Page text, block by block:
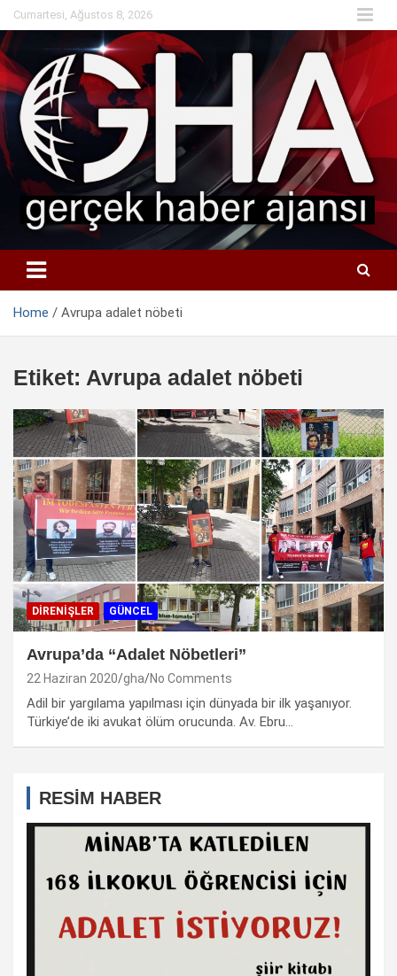
Skip
to
content
Cumartesi, Ağustos 8, 2026
Home Avrupa adalet nöbeti
Etiket: Avrupa adalet nöbeti
DIRENIŞLER GÜNCEL
Avrupa’da “Adalet Nöbetleri”
22 Haziran 2020 gha No Comments
Adil bir yargılama yapılması için dünyada bir ilk yaşanıyor.
Türkiye’de iki avukat ölüm orucunda. Av. Ebru…
RESİM HABER